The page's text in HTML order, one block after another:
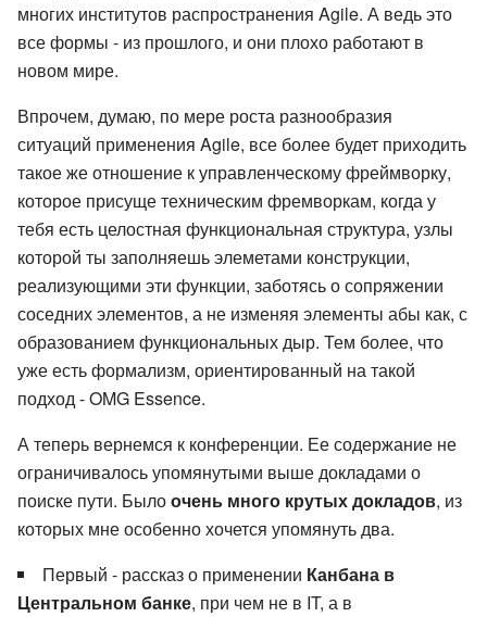
многих институтов распространения Agile. А ведь это
все формы - из прошлого, и они плохо работают в
новом мире.
Впрочем, думаю, по мере роста разнообразия
ситуаций применения Agile, все более будет приходить
такое же отношение к управленческому фреймворку,
которое присуще техническим фремворкам, когда у
тебя есть целостная функциональная структура, узлы
которой ты заполняешь элеметами конструкции,
реализующими эти функции, заботясь о сопряжении
соседних элементов, а не изменяя элементы абы как, с
образованием функциональных дыр. Тем более, что
уже есть формализм, ориентированный на такой
подход - OMG Essence.
А теперь вернемся к конференции. Ее содержание не
ограничивалось упомянутыми выше докладами о
поиске пути. Былоочень много крутых докладов, из
которых мне особенно хочется упомянуть два.
Первый - рассказ о применении Канбана в
Центральном банке, при чем не в IT, а в